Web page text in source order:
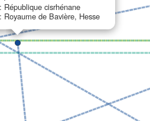
République cisrhénane
Royaume de Bavière, Hesse